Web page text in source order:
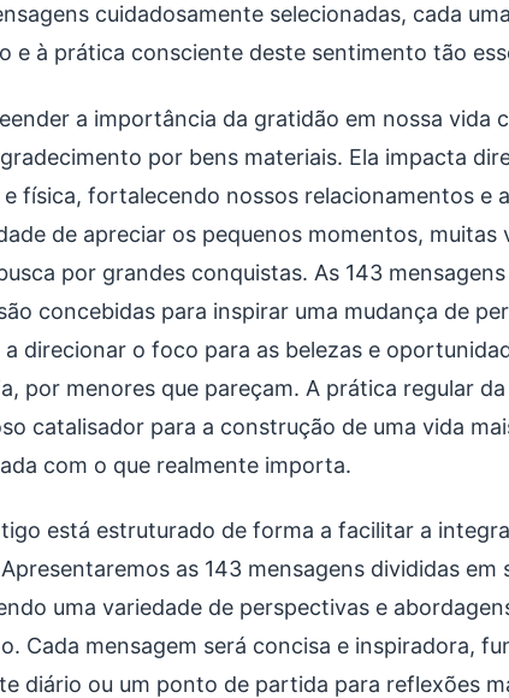
cuidadosamente selecionadas, cada
e à prática consciente deste sentimento tão
a importância da gratidão em nossa vida
por bens materiais. Ela impacta
física, fortalecendo nossos relacionamentos e
de apreciar os pequenos momentos, muitas
por grandes conquistas. As 143
concebidas para inspirar uma mudança de
direcionar o foco para as belezas e
por menores que pareçam. A prática regular
catalisador para a construção de uma vida
com o que realmente importa.
está estruturado de forma a facilitar a
as 143 mensagens divididas em
uma variedade de perspectivas e
Cada mensagem será concisa e inspiradora,
diário ou um ponto de partida para reflexões